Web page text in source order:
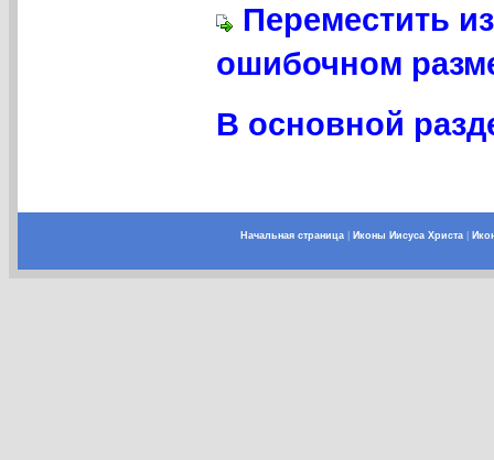
Переместить
ошибочном
В основной
Начальная страница| Иконы Иисуса Христа|